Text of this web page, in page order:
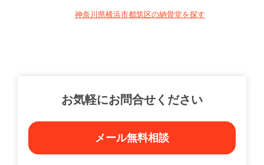
神奈川県横浜市都筑区の納骨堂を探す
お気軽にお問合せください
メール無料相談